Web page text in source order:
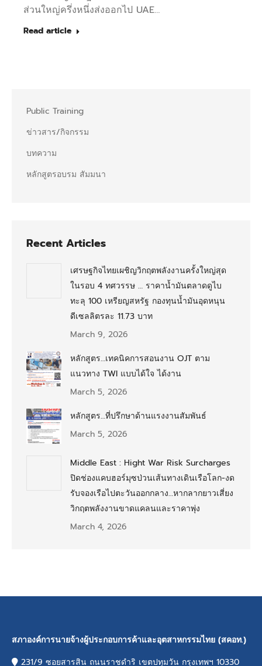
ส่วนใหญ่ครึ่งหนึ่งส่งออกไป UAE…
Read article
Public Training
ข่าวสาร/กิจกรรม
บทความ
หลักสูตรอบรม สัมมนา
Recent Articles
เศรษฐกิจไทยเผชิญวิกฤตพลังงานครั้งใหญ่สุด
ในรอบ 4 ทศวรรษ … ราคาน้ำมันตลาดดูไบ
ทะลุ 100 เหรียญสหรัฐ กองทุนน้ำมันอุดหนุน
ดีเซลลิตรละ 11.73 บาท
March 9, 2026
หลักสูตร…เทคนิคการสอนงาน OJT ตาม
แนวทาง TWI แบบได้ใจ ได้งาน
March 5, 2026
หลักสูตร…ที่ปรึกษาด้านแรงงานสัมพันธ์
March 5, 2026
Middle East : Hight War Risk Surcharges
ปิดช่องแคบฮอร์มุซป่วนเส้นทางเดินเรือโลก-งด
รับจองเรือไปตะวันออกกลาง…หากลากยาวเสี่ยง
วิกฤตพลังงานขาดแคลนและราคาพุ่ง
March 4, 2026
สภาองค์การนายจ้างผู้ประกอบการค้าและอุตสาหกรรมไทย (สคอท.)
231/9 ซอยสารสิน ถนนราชดำริ เขตปทุมวัน กรุงเทพฯ 10330